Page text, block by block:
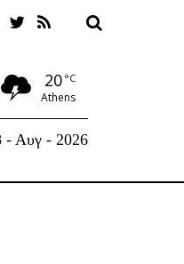
20 °C
Athens
- Αυγ - 2026